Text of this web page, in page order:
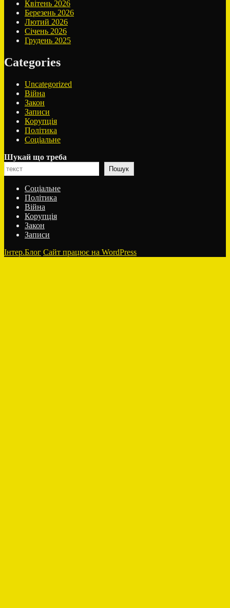
Квітень 2026
Березень 2026
Лютий 2026
Січень 2026
Грудень 2025
Categories
Uncategorized
Війна
Закон
Записи
Корупція
Політика
Соціальне
Шукай що треба
Пошук
Соціальне
Політика
Війна
Корупція
Закон
Записи
Інтер.Блог Сайт працює на WordPress